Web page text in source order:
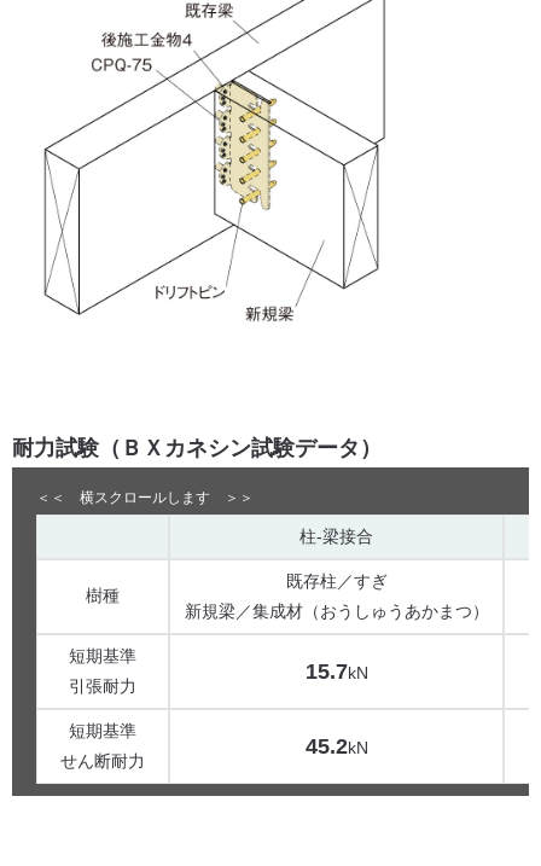
耐力試験（ＢＸカネシン試験データ）
柱-梁接合
樹種
既存柱／すぎ
新規梁／集成材（おうしゅうあかまつ）
短期基準
引張耐力
15.7kN
短期基準
せん断耐力
45.2kN